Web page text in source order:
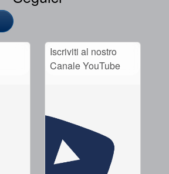
Iscriviti al nostro
Canale YouTube